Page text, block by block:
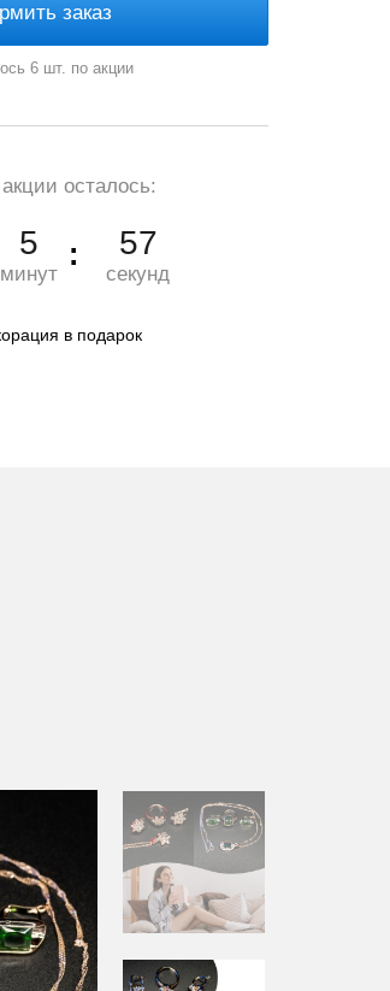
заказ
6 шт. по акции
осталось:
5
минут
55
секунд
в подарок